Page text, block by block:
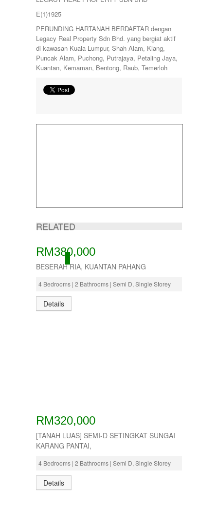
E(1)1925
PERUNDING HARTANAH BERDAFTAR dengan
Legacy Real Property Sdn Bhd. yang bergiat aktif
di kawasan Kuala Lumpur, Shah Alam, Klang,
Puncak Alam, Puchong, Putrajaya, Petaling Jaya,
Kuantan, Kemaman, Bentong, Raub, Temerloh
RELATED
ACTIVE
RM380,000
BESERAH RIA, KUANTAN PAHANG
4 Bedrooms | 2 Bathrooms | Semi D, Single Storey
Details
RM320,000
[TANAH LUAS] SEMI-D SETINGKAT SUNGAI
KARANG PANTAI,
4 Bedrooms | 2 Bathrooms | Semi D, Single Storey
Details